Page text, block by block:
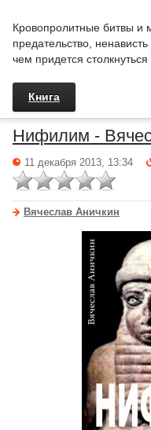
Кровопролитные битвы и
предательство,
чем придется
Книга
Нифилим -
11 декабря 2013, 13:34
Вячеслав Аничкин